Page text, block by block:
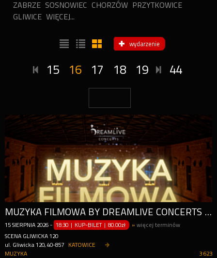
ZABRZE SOSNOWIEC CHORZÓW PRZYTKOWICE
GLIWICE WIĘCEJ...
wydarzenie
15 16 17 18 19 44
MUZYKA FILMOWA BY DREAMLIVE CONCERTS | KATOWICE
15 SIERPNIA 2026 - 18:30 | KUP-BILET |80.00zł »więcej terminów
SCENA GLIWICKA 120
ul. Gliwicka 120, 40-857
KATOWICE
3 623
MUZYKA